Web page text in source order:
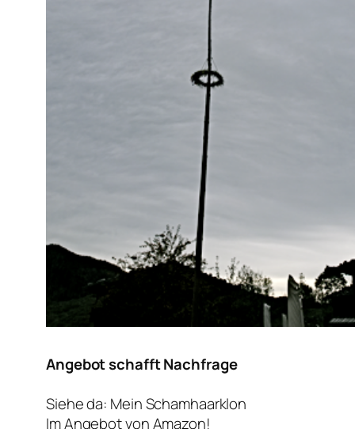
Angebot schafft Nachfrage
Siehe da: Mein Schamhaarklon
Im Angebot von Amazon!